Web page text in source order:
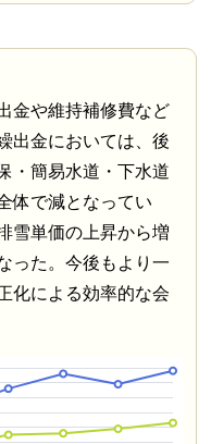
金や維持補修費など
出金においては、後
・簡易水道・下水道
体で減となってい
雪単価の上昇から増
った。今後もより一
化による効率的な会